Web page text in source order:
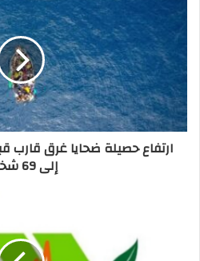
ارتفاع حصيلة ضحايا غرق قارب
إلى 69 شخصًا